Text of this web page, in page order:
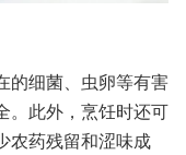
的细菌、虫卵等有害
。此外，烹饪时还可
农药残留和涩味成